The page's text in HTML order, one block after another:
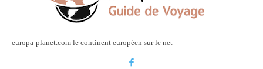
europa-planet.com le continent européen sur le net